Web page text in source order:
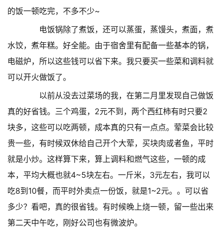
的饭一顿吃完，不多不少~
电饭锅除了煮饭，还可以蒸蛋，蒸馒头，煮面，煮
水饺，煮年糕。好全能。由于宿舍里有配备一些基本的锅，
电磁炉，所以这些钱可以省下来。我只要买一些菜和调料就
可以开火做饭了。
以前从没去过菜场的我，在第二月里发现自己做饭
真的好省钱。三个鸡蛋，2元不到，两个西红柿有时只要2
块多，这些可以吃两顿，成本真的只有一点点。荤菜会比较
贵一些，有时候双休给自己开个大荤，买块肉或者鱼，平时
就是小炒。这样算下来，算上调料和燃气这些，一顿的成
本，平均大概也就4~5块左右。一斤米，3元左右，我可以
吃8到10餐，而平时外卖点一份饭，就是1~2元。。可以省
多少？看吧，真的很省钱。有时候晚上烧一顿，留一些出来
第二天中午吃，刚好公司也有微波炉。